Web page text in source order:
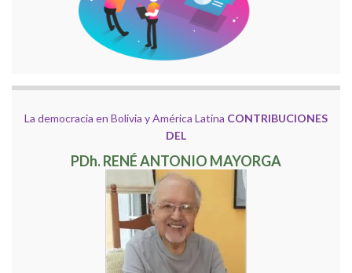
La democracia en Bolivia y América Latina CONTRIBUCIONES
DEL
PDh. RENÉ ANTONIO MAYORGA